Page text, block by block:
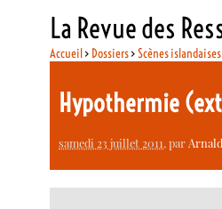
La Revue des
Accueil> Dossiers>Scènes islandaises
Hypothermie
samedi 23 juillet 2011, par